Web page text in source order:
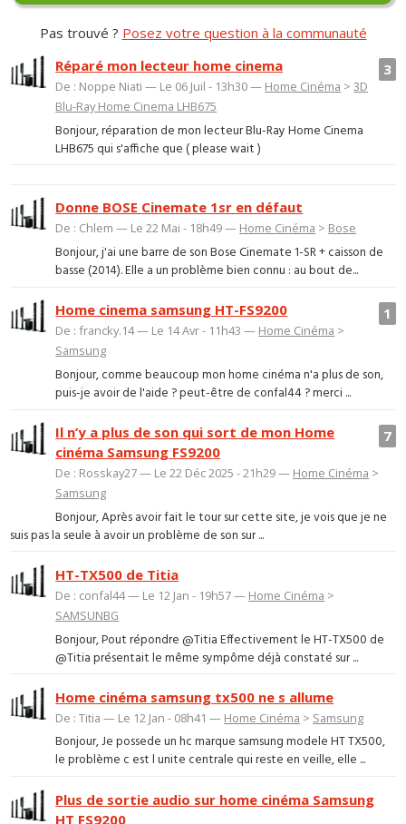
Pas trouvé ? Posez votre question à la communauté
3
Réparé mon lecteur home cinema
De : Noppe Niati — Le 06 Juil - 13h30 — Home Cinéma >3D
Blu-Ray Home Cinema LHB675
Bonjour, réparation de mon lecteur Blu-Ray Home Cinema
LHB675 qui s'affiche que ( please wait )
Donne BOSE Cinemate 1sr en défaut
De : Chlem — Le 22 Mai - 18h49 — Home Cinéma > Bose
Bonjour, j'ai une barre de son Bose Cinemate 1-SR + caisson de
basse (2014). Elle a un problème bien connu : au bout de...
1
Home cinema samsung HT-FS9200
De : francky.14 — Le 14 Avr - 11h43 — Home Cinéma >
Samsung
Bonjour, comme beaucoup mon home cinéma n'a plus de son,
puis-je avoir de l'aide ? peut-être de confal44 ? merci ...
7
Il n’y a plus de son qui sort de mon Home
cinéma Samsung FS9200
De : Rosskay27 — Le 22 Déc 2025 - 21h29 — Home Cinéma >
Samsung
Bonjour, Après avoir fait le tour sur cette site, je vois que je ne
suis pas la seule à avoir un problème de son sur ...
HT-TX500 de Titia
De : confal44 — Le 12 Jan - 19h57 — Home Cinéma >
SAMSUNBG
Bonjour, Pout répondre @Titia Effectivement le HT-TX500 de
@Titia présentait le même sympôme déjà constaté sur ...
Home cinéma samsung tx500 ne s allume
De : Titia — Le 12 Jan - 08h41 — Home Cinéma > Samsung
Bonjour, Je possede un hc marque samsung modele HT TX500,
le problème c est l unite centrale qui reste en veille, elle ...
Plus de sortie audio sur home cinéma Samsung
HT FS9200